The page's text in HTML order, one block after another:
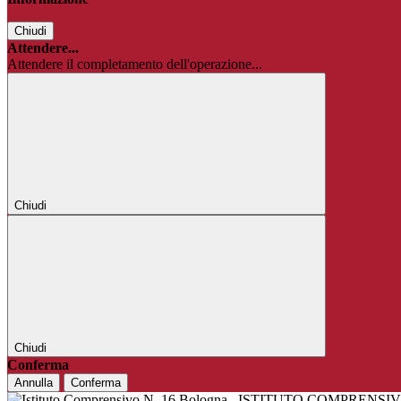
Chiudi
Attendere...
Attendere il completamento dell'operazione...
Chiudi
Chiudi
Conferma
Annulla Conferma